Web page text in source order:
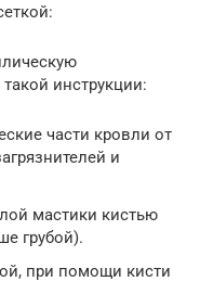
инструкции:
части кровли от
и
мастики кистью
грубой).
при помощи кисти